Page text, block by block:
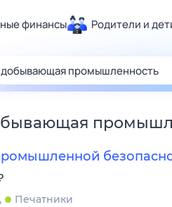
финансы Родители и
Здоровье
Спорт
Карьера
Печатники